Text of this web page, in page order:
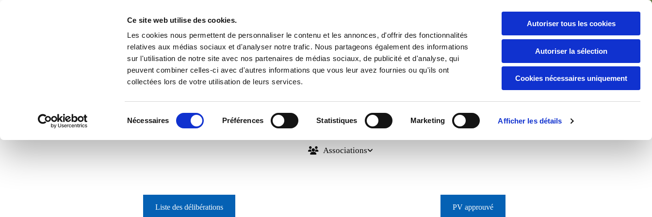
Ce site web utilise des cookies.
Les cookies nous permettent de personnaliser le contenu et les annonces, d'offrir des fonctionnalités
relatives aux médias sociaux et d'analyser notre trafic. Nous partageons également des informations
sur l'utilisation de notre site avec nos partenaires de médias sociaux, de publicité et d'analyse, qui
peuvent combiner celles-ci avec d'autres informations que vous leur avez fournies ou qu'ils ont
collectées lors de votre utilisation de leurs services.
du
Nécessaires Préférences Statistiques Marketing Afficher les détails
Autoriser tous les cookies
Autoriser la sélection
Cookies nécessaires uniquement
Commune de Préty Formulaire de contact
Le village
Associations
Liste des délibérations PV approuvé